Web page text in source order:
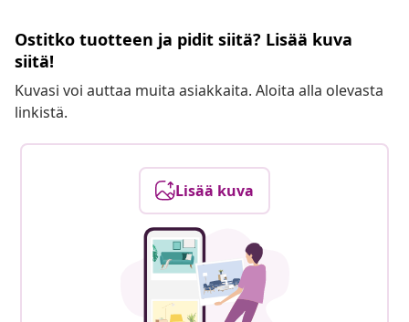
Ostitko tuotteen ja pidit siitä? Lisää kuva
siitä!
Kuvasi voi auttaa muita asiakkaita. Aloita alla olevasta
linkistä.
Lisää kuva